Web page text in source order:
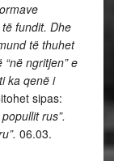
fundit. Dhe
të thuhet
ngritjen” e
ka qenë i
sipas:
rus”.
06.03.